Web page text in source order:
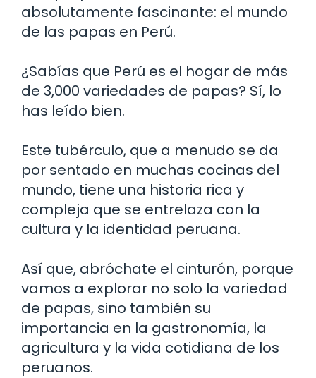
absolutamente fascinante: el mundo
de las papas en Perú.
¿Sabías que Perú es el hogar de más
de 3,000 variedades de papas? Sí, lo
has leído bien.
Este tubérculo, que a menudo se da
por sentado en muchas cocinas del
mundo, tiene una historia rica y
compleja que se entrelaza con la
cultura y la identidad peruana.
Así que, abróchate el cinturón, porque
vamos a explorar no solo la variedad
de papas, sino también su
importancia en la gastronomía, la
agricultura y la vida cotidiana de los
peruanos.